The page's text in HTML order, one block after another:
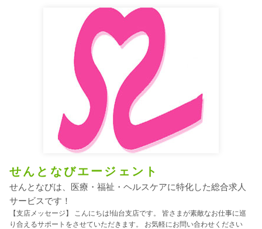
せんとなびエージェント
せんとなびは、医療・福祉・ヘルスケアに特化した総合求人
サービスです！
【支店メッセージ】 こんにちは!仙台支店です。 皆さまが素敵なお仕事に巡
り合えるサポートをさせていただきます。 お気軽にお問い合わせください